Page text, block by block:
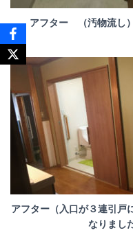
アフター （汚物流し）
アフター（入口が３連引戸
なりまし